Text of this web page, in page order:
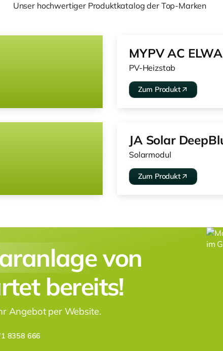
Unser hochwertiger Produktkatalog der Top-Marken
MYPV AC
PV-Heizstab
Zum Produkt
JA Solar
Solarmodul
Zum Produkt
von
bereits!
Angebot per Website.
8358 666